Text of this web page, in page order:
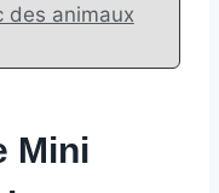
des animaux
Mini